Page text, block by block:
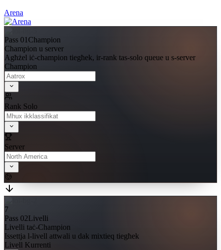
Arena
Pass 01 Champion
Champion u server
Agħżel iċ-champion tiegħek, ir-rank tas-solo queue u s-server
Champion
Rank Solo
Server
7
Pass 02Livelli
Livelli taċ-Champion
Issettja l-livell attwali u dak mixtieq tiegħek
Livell Kurrenti